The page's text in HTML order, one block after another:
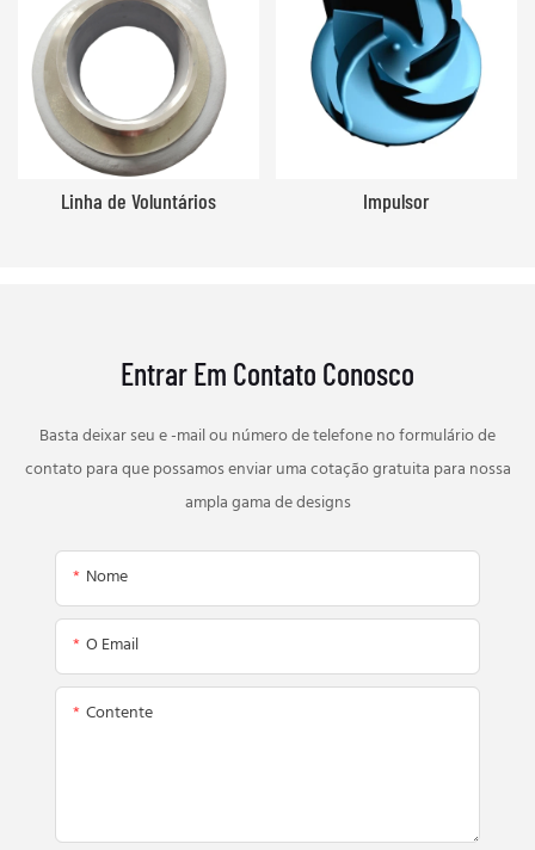
Linha de Voluntários Impulsor
Entrar Em Contato Conosco
Basta deixar seu e -mail ou número de telefone no formulário de
contato para que possamos enviar uma cotação gratuita para nossa
ampla gama de designs
Nome
O Email
Contente